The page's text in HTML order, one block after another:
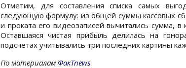
Отметим, для составления списка самых
следующую формулу: из общей суммы кассовых
и проката его видеозаписей вычитались сумма,
Оставшаяся чистая прибыль делилась на
подсчетах учитывались три последних картины
По материалам ФакТnews